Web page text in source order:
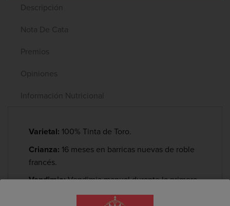
Descripción
Nota De Cata
Premios
Opiniones
Información Nutricional
Varietal: 100% Tinta de Toro.
Crianza: 16 meses en barricas nuevas de roble
francés.
Vendimia:Vendimia manual durante la primera
quincena del mes de octubre.